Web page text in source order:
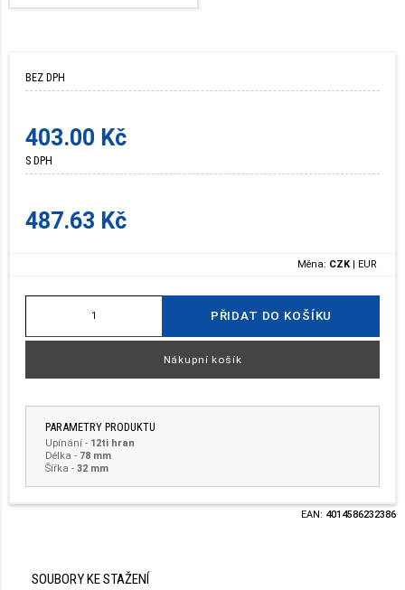
BEZ DPH
403.00 Kč
S DPH
487.63 Kč
Měna: CZK | EUR
PŘIDAT DO KOŠÍKU
Nákupní košík
PARAMETRY PRODUKTU
Upínání- 12ti hran
Délka - 78 mm
Šířka - 32 mm
EAN: 4014586232386
SOUBORY KE STAŽENÍ